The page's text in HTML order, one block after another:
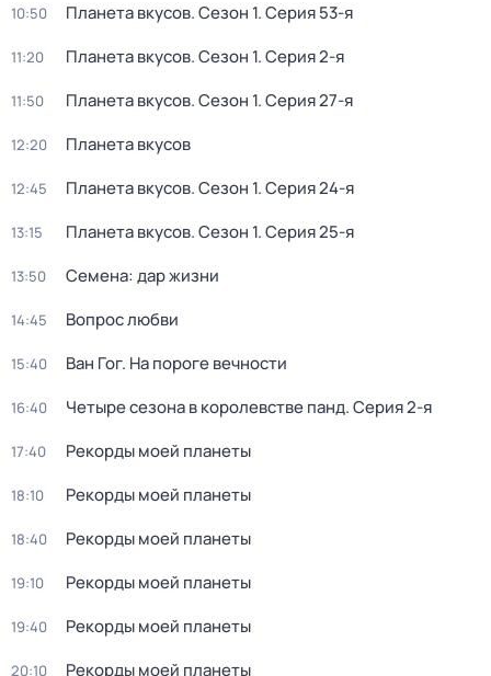
10:50 Планета вкусов. Сезон 1. Серия 53-я
11:20 Планета вкусов. Сезон 1. Серия 2-я
11:50 Планета вкусов. Сезон 1. Серия 27-я
12:20 Планета вкусов
12:45 Планета вкусов. Сезон 1. Серия 24-я
13:15 Планета вкусов. Сезон 1. Серия 25-я
13:50 Семена: дар жизни
14:45 Вопрос любви
15:40 Ван Гог. На пороге вечности
16:40 Четыре сезона в королевстве панд. Серия 2-я
17:40 Рекорды моей планеты
18:10 Рекорды моей планеты
18:40 Рекорды моей планеты
19:10 Рекорды моей планеты
19:40 Рекорды моей планеты
20:10 Рекорды моей планеты